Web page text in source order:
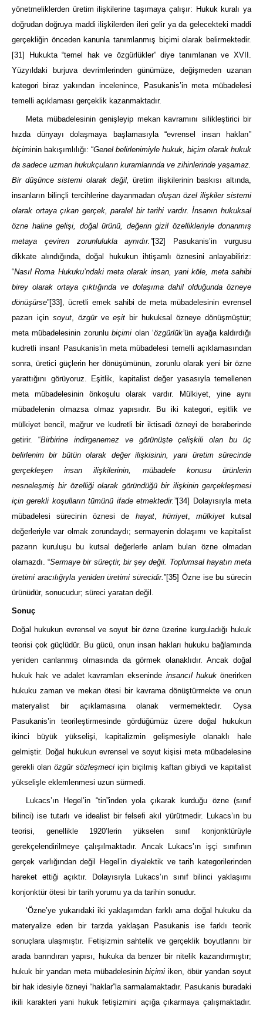
yönetmeliklerden üretim ilişkilerine taşımaya çalışır: Hukuk kuralı ya
doğrudan doğruya maddi ilişkilerden ileri gelir ya da gelecekteki maddi
gerçekliğin önceden kanunla tanımlanmış biçimi olarak belirmektedir.
[31] Hukukta “temel hak ve özgürlükler” diye tanımlanan ve XVII.
Yüzyıldaki burjuva devrimlerinden günümüze, değişmeden uzanan
kategori biraz yakından incelenince, Pasukanis’in meta mübadelesi
temelli açıklaması gerçeklik kazanmaktadır.
Meta mübadelesinin genişleyip mekan kavramını silikleştirici bir
hızda dünyayı dolaşmaya başlamasıyla “evrensel insan hakları”
biçiminin bakışımlılığı: “Genel belirlenimiyle hukuk, biçim olarak hukuk
da sadece uzman hukukçuların kuramlarında ve zihinlerinde yaşamaz.
Bir düşünce sistemi olarak değil,üretim ilişkilerinin baskısı altında,
insanların bilinçli tercihlerine dayanmadan oluşan özel ilişkiler sistemi
olarak ortaya çıkan gerçek, paralel bir tarihi vardır. İnsanın hukuksal
özne haline gelişi, doğal ürünü, değerin gizil özellikleriyle donanmış
metaya çeviren zorunlulukla aynıdır.”[32]
Pasukanis’in vurgusu
dikkate alındığında, doğal hukukun ihtişamlı öznesini anlayabiliriz:
“Nasıl Roma Hukuku’ndaki meta olarak insan, yani köle, meta sahibi
birey olarak ortaya çıktığında ve dolaşıma dahil olduğunda özneye
dönüşürse”[33] , ücretli emek sahibi de meta mübadelesinin evrensel
pazarı için soyut, özgürveeşit bir hukuksal özneye dönüşmüştür;
meta mübadelesinin zorunlubiçimi olan ‘özgürlük’ün ayağa kaldırdığı
kudretli insan! Pasukanis’in meta mübadelesi temelli açıklamasından
sonra, üretici güçlerin her dönüşümünün, zorunlu olarak yeni bir özne
yarattığını görüyoruz. Eşitlik, kapitalist değer yasasıyla temellenen
meta mübadelesinin önkoşulu olarak vardır. Mülkiyet, yine aynı
mübadelenin olmazsa olmaz yapısıdır. Bu iki kategori, eşitlik ve
mülkiyet bencil, mağrur ve kudretli bir iktisadi özneyi de beraberinde
getirir. “Birbirine indirgenemez ve görünüşte çelişkili olan bu üç
belirlenim bir bütün olarak değer ilişkisinin, yani üretim sürecinde
gerçekleşen insan ilişkilerinin, mübadele konusu ürünlerin
nesneleşmiş bir özelliği olarak göründüğü bir ilişkinin gerçekleşmesi
için gerekli koşulların tümünü ifade etmektedir.”[34]
Dolayısıyla meta
mübadelesi sürecinin öznesi de hayat, hürriyet, mülkiyetkutsal
değerleriyle var olmak zorundaydı; sermayenin dolaşımı ve kapitalist
pazarın kuruluşu bu kutsal değerlerle anlam bulan özne olmadan
olamazdı. “Sermaye bir süreçtir, bir şey değil. Toplumsal hayatın meta
üretimi aracılığıyla yeniden üretimi sürecidir.”[35] Özne ise bu sürecin
ürünüdür, sonucudur; süreci yaratan değil.
Sonuç
Doğal hukukun evrensel ve soyut bir özne üzerine kurguladığı hukuk
teorisi çok güçlüdür. Bu gücü, onun insan hakları hukuku bağlamında
yeniden canlanmış olmasında da görmek olanaklıdır. Ancak doğal
hukuk hak ve adalet kavramları ekseninde insancıl hukukönerirken
hukuku zaman ve mekan ötesi bir kavrama dönüştürmekte ve onun
materyalist bir açıklamasına olanak vermemektedir. Oysa
Pasukanis’in teorileştirmesinde gördüğümüz üzere doğal hukukun
ikinci büyük yükselişi, kapitalizmin gelişmesiyle olanaklı hale
gelmiştir. Doğal hukukun evrensel ve soyut kişisi meta mübadelesine
gerekli olan özgür sözleşmeci için biçilmiş kaftan gibiydi ve kapitalist
yükselişle eklemlenmesi uzun sürmedi.
Lukacs’ın Hegel’in “tin”inden yola çıkarak kurduğu özne (sınıf
bilinci) ise tutarlı ve idealist bir felsefi akıl yürütmedir. Lukacs’ın bu
teorisi, genellikle 1920’lerin yükselen sınıf konjonktürüyle
gerekçelendirilmeye çalışılmaktadır. Ancak Lukacs’ın işçi sınıfının
gerçek varlığından değil Hegel’in diyalektik ve tarih kategorilerinden
hareket ettiği açıktır. Dolayısıyla Lukacs’ın sınıf bilinci yaklaşımı
konjonktür ötesi bir tarih yorumu ya da tarihin sonudur.
‘Özne’ye yukarıdaki iki yaklaşımdan farklı ama doğal hukuku da
materyalize eden bir tarzda yaklaşan Pasukanis ise farklı teorik
sonuçlara ulaşmıştır. Fetişizmin sahtelik ve gerçeklik boyutlarını bir
arada barındıran yapısı, hukuka da benzer bir nitelik kazandırmıştır;
hukuk bir yandan meta mübadelesininbiçimiiken, öbür yandan soyut
bir hak idesiyle özneyi “haklar”la sarmalamaktadır. Pasukanis buradaki
ikili karakteri yani hukuk fetişizmini açığa çıkarmaya çalışmaktadır.